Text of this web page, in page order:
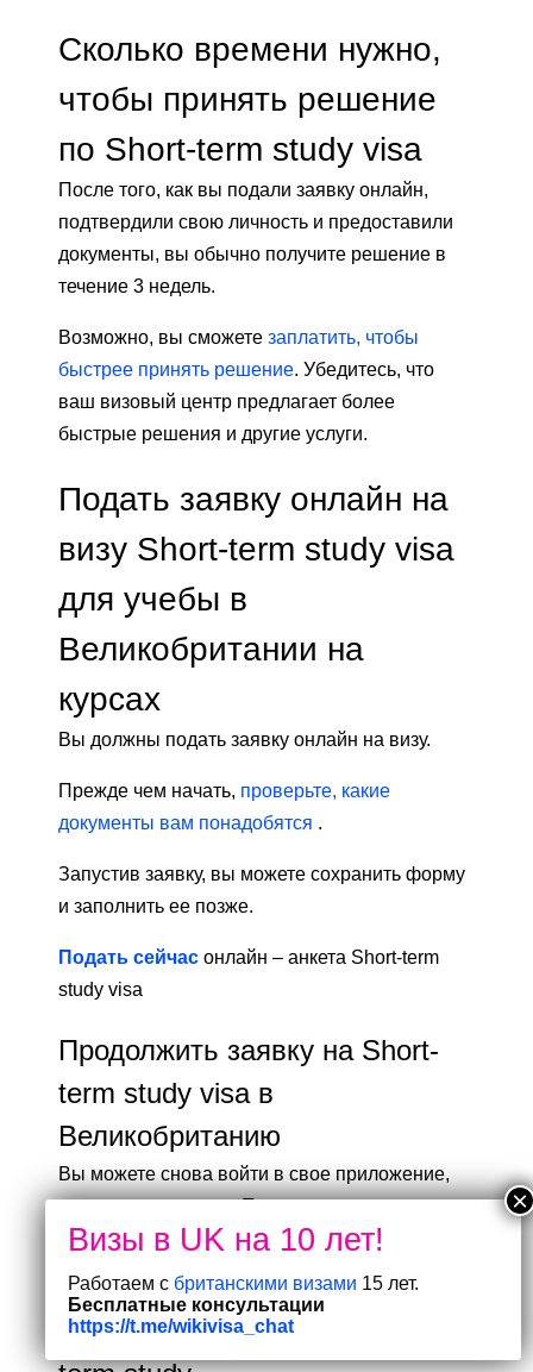
Сколько времени нужно,
чтобы принять решение
по Short-term study visa
После того, как вы подали заявку онлайн,
подтвердили свою личность и предоставили
документы, вы обычно получите решение в
течение 3 недель.
Возможно, вы сможете заплатить, чтобы
быстрее принять решение. Убедитесь, что
ваш визовый центр предлагает более
быстрые решения и другие услуги.
Подать заявку онлайн на
визу Short-term study visa
для учебы в
Великобритании на
курсах
Вы должны подать заявку онлайн на визу.
Прежде чем начать, проверьте, какие
документы вам понадобятся .
Запустив заявку, вы можете сохранить форму
и заполнить ее позже.
Подать сейчас онлайн – анкета Short-term
study visa
Продолжить заявку на Short-
term study visa в
Великобританию
Вы можете снова войти в свое приложение,
если сохранили его. Проверьте свою
электронную почту и перейдите по ссылке,
После подачи заявки на Short-
Работаем с британскими визами 15 лет.
Бесплатные консультации
https://t.me/wikivisa_chat